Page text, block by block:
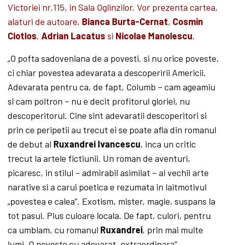
Victoriei nr.115, in Sala Oglinzilor. Vor prezenta cartea,
alaturi de autoare, Bianca Burta-Cernat, Cosmin
Ciotlos,Adrian Lacatus si Nicolae Manolescu.
„O pofta sadoveniana de a povesti. si nu orice poveste,
ci chiar povestea adevarata a descoperirii Americii.
Adevarata pentru ca, de fapt, Columb – cam ageamiu
si cam poltron – nu e decit profitorul gloriei, nu
descoperitorul. Cine sint adevaratii descoperitori si
prin ce peripetii au trecut ei se poate afla din romanul
de debut al Ruxandrei Ivancescu, inca un critic
trecut la artele fictiunii. Un roman de aventuri,
picaresc, in stilul – admirabil asimilat – al vechii arte
narative si a carui poetica e rezumata in laitmotivul
„povestea e calea”. Exotism, mister, magie, suspans la
tot pasul. Plus culoare locala. De fapt, culori, pentru
ca umblam, cu romanul Ruxandrei, prin mai multe